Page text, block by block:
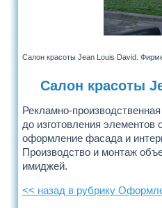
Салон красоты Jean Louis David.
Салон красоты
Рекламно-
до изготовления
оформление фасада и
Производство и монтаж
имиджей.
<< назад в рубрику